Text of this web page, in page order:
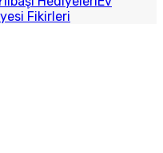
Fikirleri